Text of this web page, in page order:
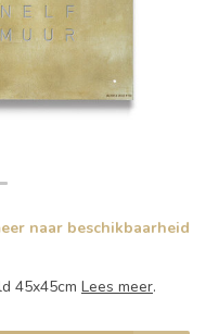
naar beschikbaarheid
45x45cm Lees meer.